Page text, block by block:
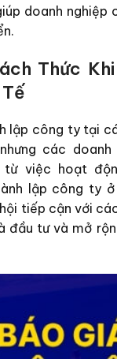
doanh nghiệp
Thức
lập công ty tại
các doanh
từ việc hoạt
lập công ty ở
tiếp cận với
đầu tư và mở